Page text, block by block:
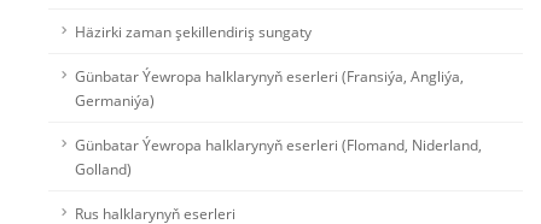
Häzirki zaman şekillendiriş sungaty
Günbatar Ýewropa halklarynyň eserleri (Fransiýa, Angliýa,
Germaniýa)
Günbatar Ýewropa halklarynyň eserleri (Flomand, Niderland,
Golland)
Rus halklarynyň eserleri